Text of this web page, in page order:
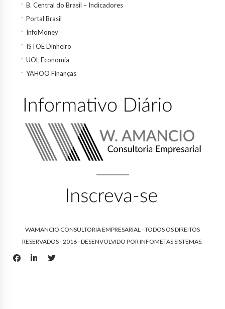
B. Central do Brasil – Indicadores
Portal Brasil
InfoMoney
ISTOÉ Dinheiro
UOL Economia
YAHOO Finanças
WAMANCIO CONSULTORIA EMPRESARIAL - TODOS OS DIREITOS
RESERVADOS - 2016 - DESENVOLVIDO PORINFOMETAS SISTEMAS.